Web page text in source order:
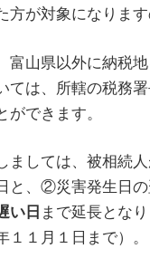
方が対象になりま
富山県以外に納税
ては、所轄の税務
できます。
ましては、被相続
と、②災害発生日
い日 まで延長とな
１月１日まで）。